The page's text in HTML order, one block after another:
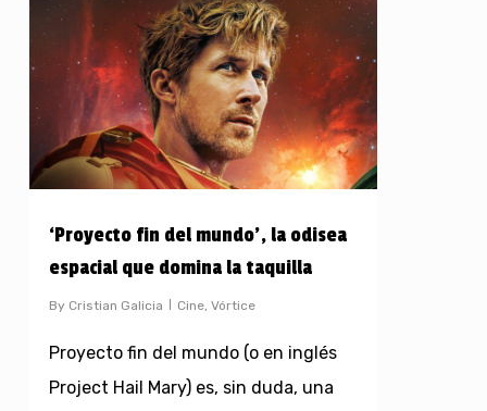
‘Proyecto fin del mundo’, la odisea
espacial que domina la taquilla
By Cristian Galicia Cine, Vórtice
Proyecto fin del mundo (o en inglés
Project Hail Mary) es, sin duda, una